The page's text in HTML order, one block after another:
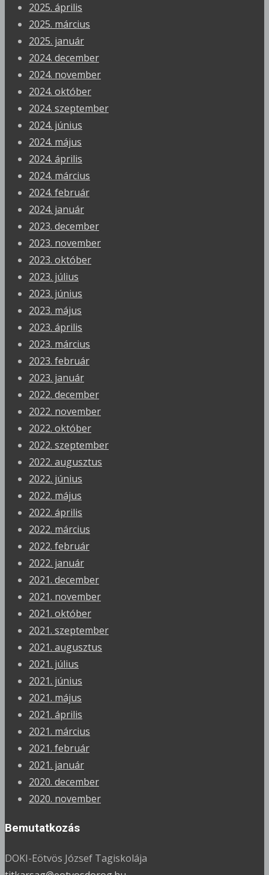
2025. április
2025. március
2025. január
2024. december
2024. november
2024. október
2024. szeptember
2024. június
2024. május
2024. április
2024. március
2024. február
2024. január
2023. december
2023. november
2023. október
2023. július
2023. június
2023. május
2023. április
2023. március
2023. február
2023. január
2022. december
2022. november
2022. október
2022. szeptember
2022. augusztus
2022. június
2022. május
2022. április
2022. március
2022. február
2022. január
2021. december
2021. november
2021. október
2021. szeptember
2021. augusztus
2021. július
2021. június
2021. május
2021. április
2021. március
2021. február
2021. január
2020. december
2020. november
Bemutatkozás
DOKI-Eötvös József Tagiskolája